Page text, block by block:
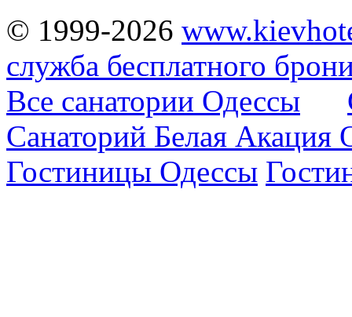
© 1999-2026
служба бесплатного
Все санатории Одессы
Санаторий Белая Акация
Гостиницы Одессы